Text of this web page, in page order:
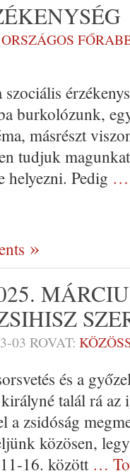
burkolózunk,
másrészt
tudjuk
helyezni. Pedig …
03 ROVAT:
és a
talál rá az
a zsidóság
közösen,
16. között …